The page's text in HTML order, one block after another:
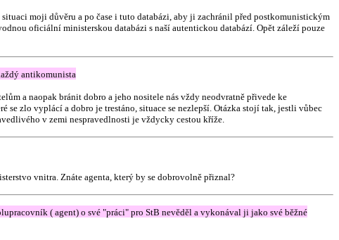
moji důvěru a po čase i tuto databázi, aby ji zachránil před postkomunistickým
oficiální ministerskou databázi s naší autentickou databází. Opět záleží pouze
antikomunista
a naopak bránit dobro a jeho nositele nás vždy neodvratně přivede ke
zlo vyplácí a dobro je trestáno, situace se nezlepší. Otázka stojí tak, jestli vůbec
v zemi nespravedlnosti je vždycky cestou kříže.
vnitra. Znáte agenta, který by se dobrovolně přiznal?
( agent) o své "práci" pro StB nevěděl a vykonával ji jako své běžné